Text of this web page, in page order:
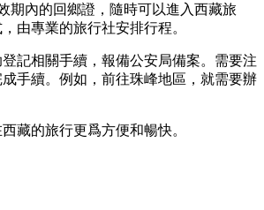
期內的回鄉證，隨時可以進入西藏旅
由專業的旅行社安排行程。
記相關手續，報備公安局備案。需要注
手續。例如，前往珠峰地區，就需要辦
藏的旅行更爲方便和暢快。